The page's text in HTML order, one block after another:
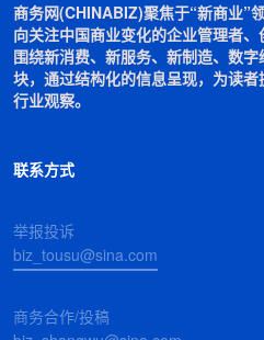
商务网(CHINABIZ)聚焦于“新商业”
向关注中国商业变化的企业管理者、
围绕新消费、新服务、新制造、数
块，通过结构化的信息呈现，为读
行业观察。
联系方式
举报投诉
biz_tousu@sina.com
商务合作/投稿